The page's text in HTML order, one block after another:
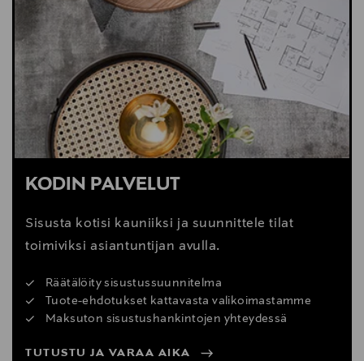
KODIN PALVELUT
Sisusta kotisi kauniiksi ja suunnittele tilat
toimiviksi asiantuntijan avulla.
Räätälöity sisustussuunnitelma
Tuote-ehdotukset kattavasta valikoimastamme
Maksuton sisustushankintojen yhteydessä
TUTUSTU JA VARAA AIKA